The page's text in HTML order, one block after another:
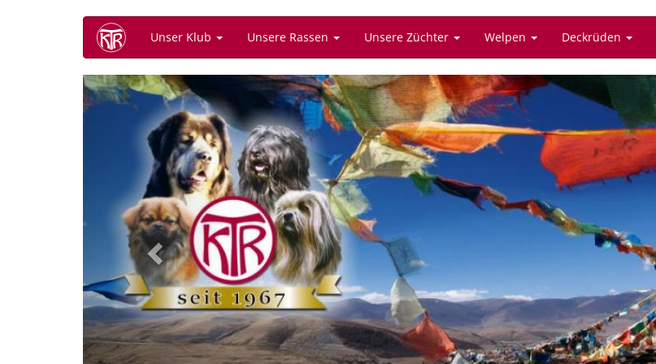
Unser Klub Unsere Rassen Unsere Züchter Welpen Deckrüden
Previous